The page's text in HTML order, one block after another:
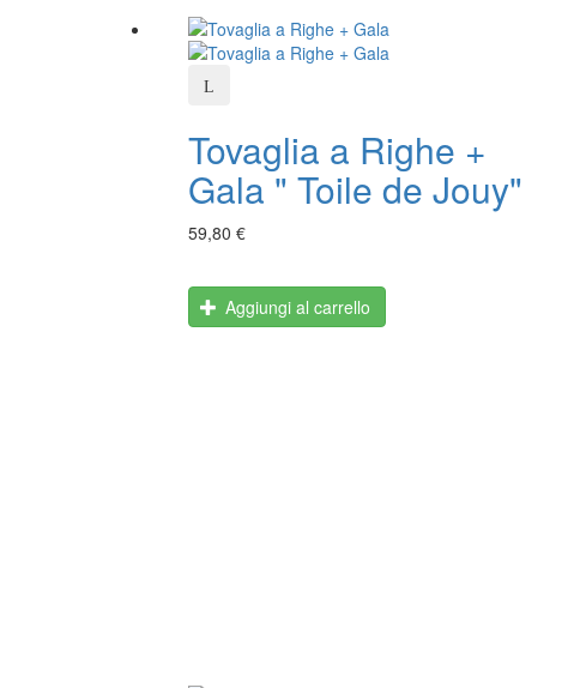
Tovaglia a Righe +
Gala " Toile de Jouy"
59,80 €
Aggiungi al carrello